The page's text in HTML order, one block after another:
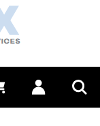
Prihlásiť sa
0 €